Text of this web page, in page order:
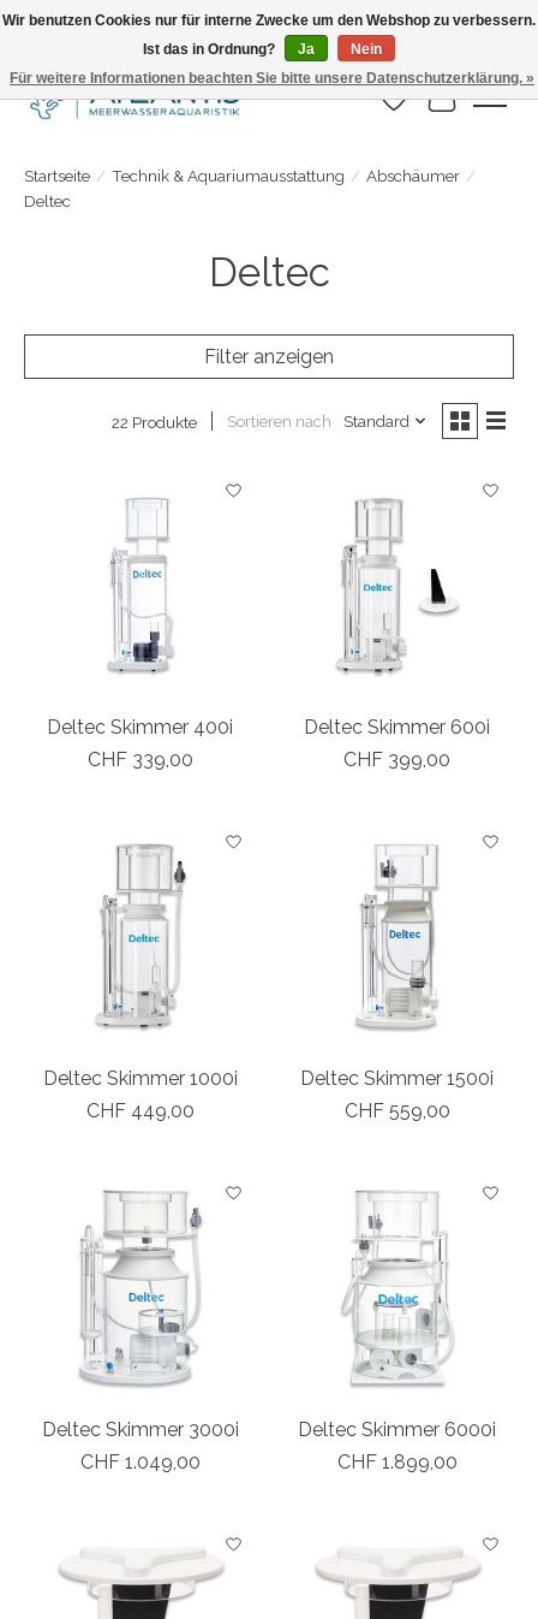
Täglicher Versand. Bestelle bis 15.00 Uhr
Wunschzettel
Ihr
Startseite / Technik & Aquariumausstattung / Abschäumer /
Deltec
Deltec
Filter anzeigen
22 Produkte Sortieren nach Standard
Deltec Skimmer 400i
CHF 339,00
Deltec Skimmer 600i
CHF 399,00
Deltec Skimmer 1000i
CHF 449,00
Deltec Skimmer 1500i
CHF 559,00
Deltec Skimmer 3000i
CHF 1.049,00
Deltec Skimmer 6000i
CHF 1.899,00
Wir benutzen Cookies nur für interne Zwecke um den Webshop zu verbessern.
Ist das in Ordnung?
Ja
Nein
Für weitere Informationen beachten Sie bitte unsere Datenschutzerklärung. »